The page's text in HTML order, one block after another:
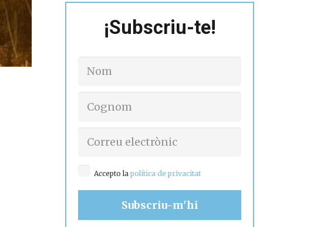
¡Subscriu-te!
Accepto lapolítica de privacitat